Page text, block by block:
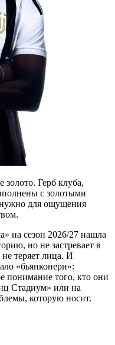
Герб клуба,
с золотыми
нужно для ощущения
на сезон 2026/27 нашла
но не застревает в
теряет лица. И
«бьянконери»:
понимание того, кто они
Стадиум» или на
которую носит.